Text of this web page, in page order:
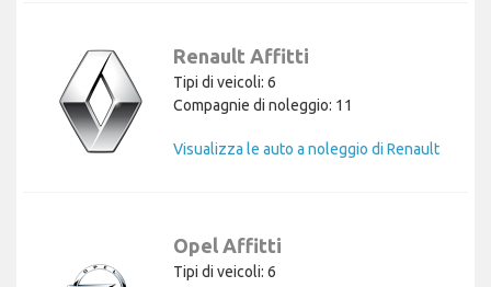
Renault Affitti
Tipi di veicoli: 6
Compagnie di noleggio: 11
Visualizza le auto a noleggio di Renault
Opel Affitti
Tipi di veicoli: 6